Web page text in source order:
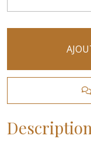
Description